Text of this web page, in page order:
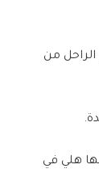
الرحباني، عن عمر يناهز الـ 60 عامًا، وكان الراحل من
هلي في